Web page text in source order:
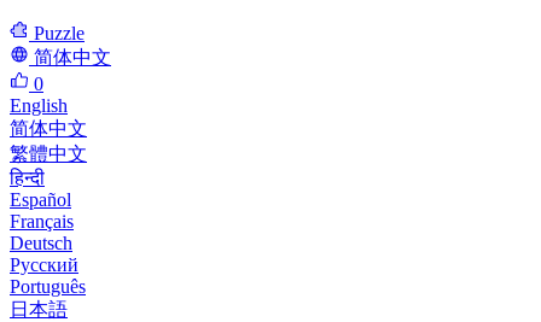
Puzzle
简体中文
0
English
简体中文
繁體中文
हिन्दी
Español
Français
Deutsch
Русский
Português
日本語